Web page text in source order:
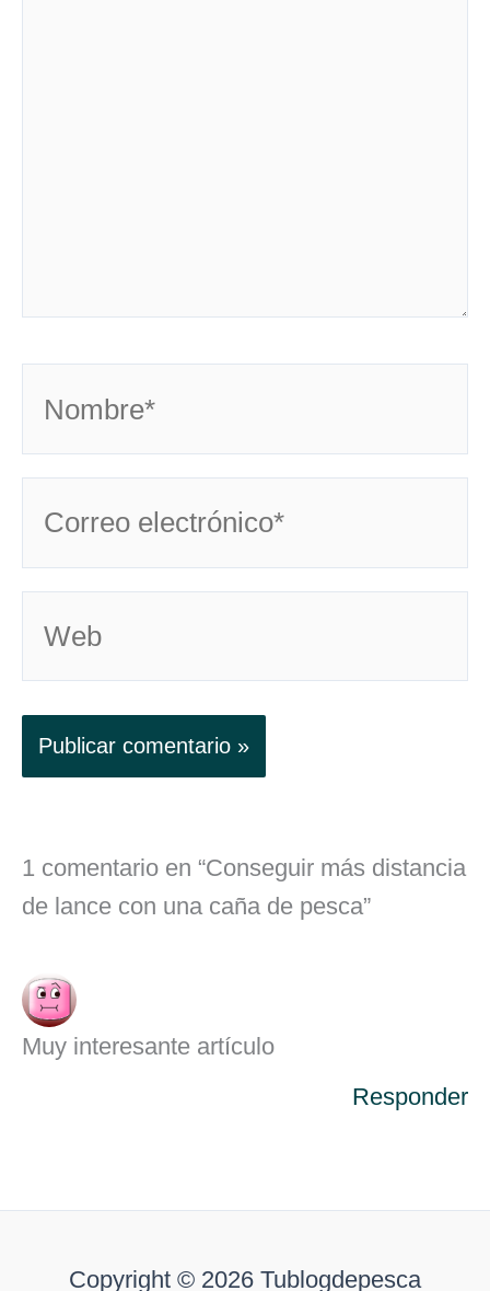
electrónico*
1 comentario en “Conseguir más distancia
de lance con una caña de pesca”
Muy interesante artículo
Responder
Copyright © 2026 Tublogdepesca